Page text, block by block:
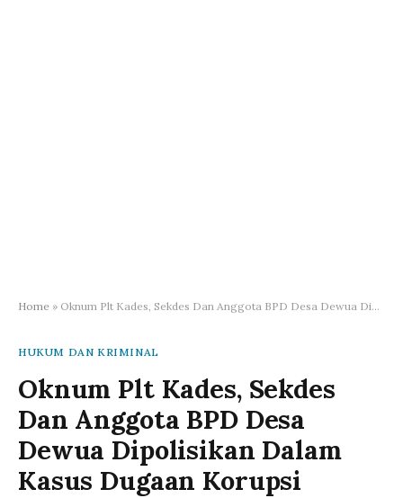
Home » Oknum Plt Kades, Sekdes Dan Anggota BPD Desa Dewua Dipolisikan Dalam Kasus Dugaan Korupsi
HUKUM DAN KRIMINAL
Oknum Plt Kades, Sekdes
Dan Anggota BPD Desa
Dewua Dipolisikan Dalam
Kasus Dugaan Korupsi